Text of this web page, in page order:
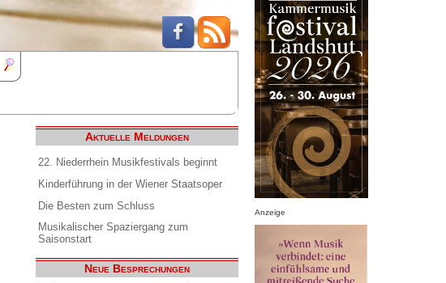
Aktuelle Meldungen
22. Niederrhein Musikfestivals beginnt
Kinderführung in der Wiener Staatsoper
Die Besten zum Schluss
Musikalischer Spaziergang zum
Saisonstart
Neue Besprechungen
Anzeige